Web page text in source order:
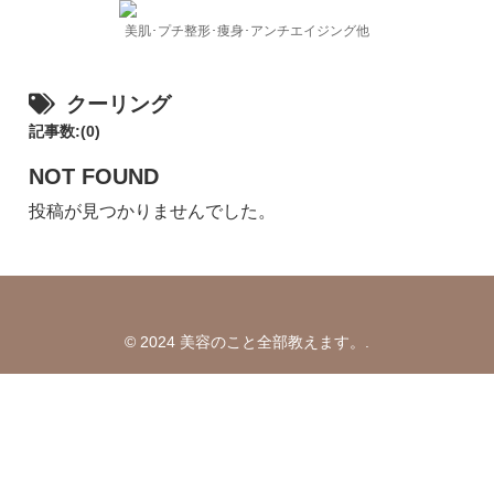
美肌･プチ整形･痩身･アンチエイジング他
クーリング
記事数:(0)
NOT FOUND
投稿が見つかりませんでした。
© 2024 美容のこと全部教えます。.